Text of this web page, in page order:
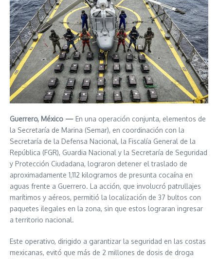
Guerrero, México — En una operación conjunta, elementos de
la Secretaría de Marina (Semar), en coordinación con la
Secretaría de la Defensa Nacional, la Fiscalía General de la
República (FGR), Guardia Nacional y la Secretaría de Seguridad
y Protección Ciudadana, lograron detener el traslado de
aproximadamente 1,112 kilogramos de presunta cocaína en
aguas frente a Guerrero. La acción, que involucró patrullajes
marítimos y aéreos, permitió la localización de 37 bultos con
paquetes ilegales en la zona, sin que estos lograran ingresar
a territorio nacional.
Este operativo, dirigido a garantizar la seguridad en las costas
mexicanas, evitó que más de 2 millones de dosis de droga